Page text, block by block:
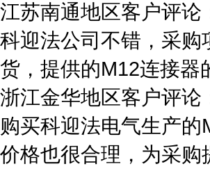
江苏南通地区客户评论
科迎法公司不错，采
货，提供的M12连接器
浙江金华地区客户评论
购买科迎法电气生产
价格也很合理，为采